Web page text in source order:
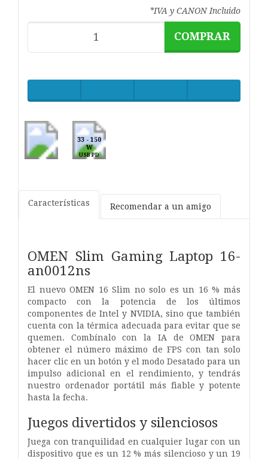
*IVA y CANON Incluido
COMPRAR
33 - 150
W
USB PD
Características Recomendar a un amigo
OMEN Slim Gaming Laptop 16-
an0012ns
El nuevo OMEN 16 Slim no solo es un 16 % más
compacto con la potencia de los últimos
componentes de Intel y NVIDIA, sino que también
cuenta con la térmica adecuada para evitar que se
quemen. Combínalo con la IA de OMEN para
obtener el número máximo de FPS con tan solo
hacer clic en un botón y el modo Desatado para un
impulso adicional en el rendimiento, y tendrás
nuestro ordenador portátil más fiable y potente
hasta la fecha.
Juegos divertidos y silenciosos
Juega con tranquilidad en cualquier lugar con un
dispositivo que es un 12 % más silencioso y un 19